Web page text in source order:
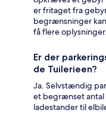
er fritaget fra
begrænsninger
få flere oplysninger.
Er der
de Tuilerieen?
Ja. Selvstændig
et begrænset antal
ladestander til